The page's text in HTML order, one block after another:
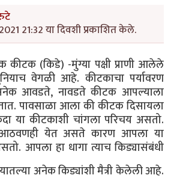
21:32 या दिवशी प्रकाशित केले.
(किडे) -मुंग्या पक्षी प्राणी आलेले
वेगळी आहे. कीटकाचा पर्यावरण
आवडते, नावडते कीटक आपल्याला
पावसाळा आला की कीटक दिसायला
या कीटकाशी चांगला परिचय असतो.
आठवणही येत असते कारण आपला या
आपला हा धागा त्याच किड्यासंबंधी
अनेक किड्यांशी मैत्री केलेली आहे.